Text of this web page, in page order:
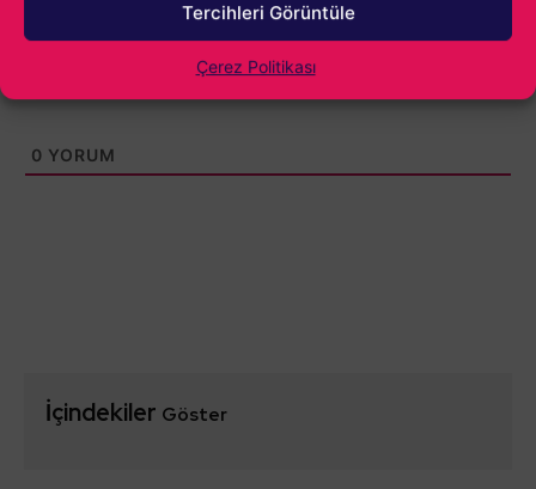
Tercihleri Görüntüle
Çerez Politikası
0 YORUM
İçindekiler Göster